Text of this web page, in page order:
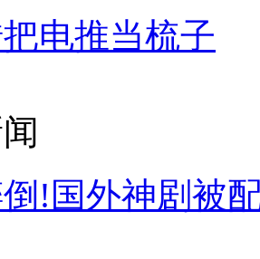
电推当梳子
!国外神剧被